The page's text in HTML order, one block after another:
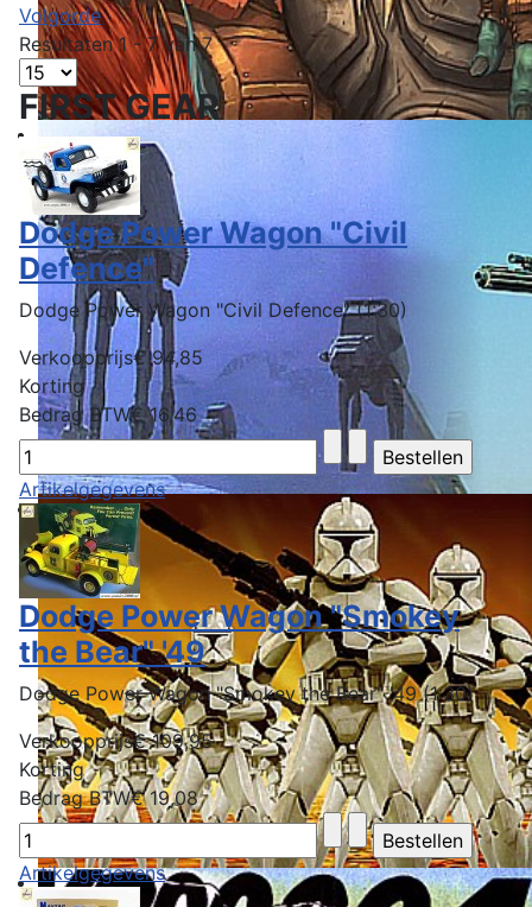
Volgorde
Resultaten 1 - 7 van 7
FIRST GEAR
Dodge Power Wagon "Civil
Defence"
Dodge Power Wagon "Civil Defence" (1:30)
Verkoopprijs€ 94,85
Korting
Bedrag BTW€ 16,46
Artikelgegevens
Dodge Power Wagon "Smokey
the Bear" '49
Dodge Power Wagon "Smokey the Bear" '49 (1:30)
Verkoopprijs€ 109,95
Korting
Bedrag BTW€ 19,08
Artikelgegevens